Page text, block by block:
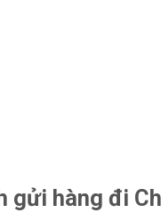
gửi hàng đi